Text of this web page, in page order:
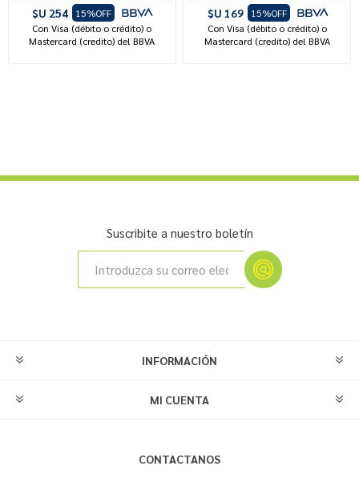
$U 254
15%OFF
Con Visa (débito o crédito) o
Mastercard (credito) del BBVA
$U 169
15%OFF
Con Visa (débito o crédito) o
Mastercard (credito) del BBVA
Suscribite a nuestro boletín
INFORMACIÓN
MI CUENTA
CONTACTANOS